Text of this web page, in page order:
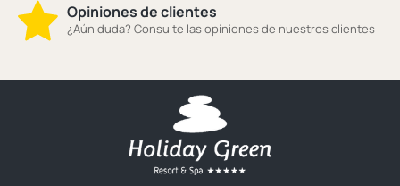
Opiniones de clientes
¿Aún duda? Consulte las opiniones de nuestros clientes